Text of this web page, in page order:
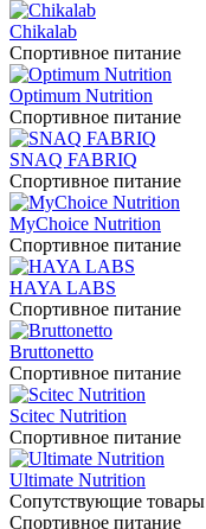
Chikalab
Спортивное питание
Optimum Nutrition
Спортивное питание
SNAQ FABRIQ
Спортивное питание
MyChoice Nutrition
Спортивное питание
HAYA LABS
Спортивное питание
Bruttonetto
Спортивное питание
Scitec Nutrition
Спортивное питание
Ultimate Nutrition
Сопутствующие товары
Спортивное питание